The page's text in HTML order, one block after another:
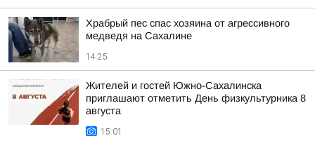
Храбрый пес спас хозяина от агрессивного
медведя на Сахалине
14:25
Жителей и гостей Южно-Сахалинска
приглашают отметить День физкультурника 8
августа
15:01